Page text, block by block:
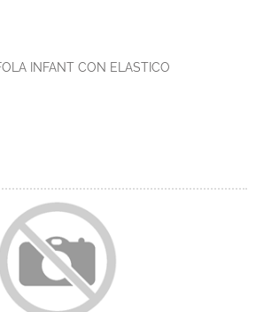
INFANT CON ELASTICO